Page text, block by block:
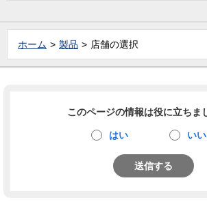
ホーム 製品 店舗の選択
このページの情報は役に立ちま
はい いい
送信する